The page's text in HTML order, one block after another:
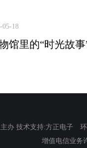
05-18
馆里的“时光故事
办 技术支持:方正电子
增值电信业务